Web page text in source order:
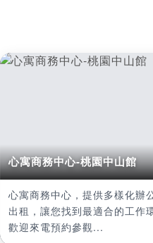
心寓商務中心-桃園中山館
心寓商務中心，提供多樣化辦
出租，讓您找到最適合的工作
歡迎來電預約參觀...